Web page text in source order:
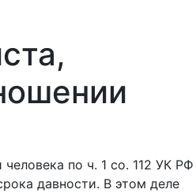
по ч. 1 со. 112 УК РФ
давности. В этом деле